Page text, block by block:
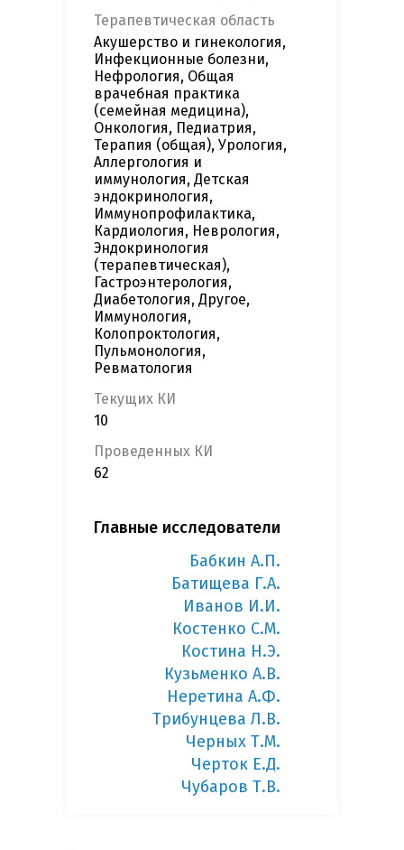
Терапевтическая область
Акушерство и гинекология,
Инфекционные болезни,
Нефрология, Общая
врачебная практика
(семейная медицина),
Онкология, Педиатрия,
Терапия (общая), Урология,
Аллергология и
иммунология, Детская
эндокринология,
Иммунопрофилактика,
Кардиология, Неврология,
Эндокринология
(терапевтическая),
Гастроэнтерология,
Диабетология, Другое,
Иммунология,
Колопроктология,
Пульмонология,
Ревматология
Текущих КИ
10
Проведенных КИ
62
Главные исследователи
Бабкин А.П.
Батищева Г.А.
Иванов И.И.
Костенко С.М.
Костина Н.Э.
Кузьменко А.В.
Неретина А.Ф.
Трибунцева Л.В.
Черных Т.М.
Черток Е.Д.
Чубаров Т.В.